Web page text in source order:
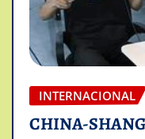
INTERNACIONAL
CHINA-